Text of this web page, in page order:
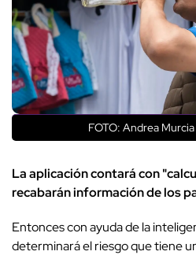
FOTO: Andrea
La aplicación contará con
recabarán información de los
Entonces con ayuda de la
determinará el riesgo que tiene